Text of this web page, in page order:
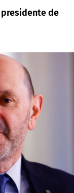
presidente de